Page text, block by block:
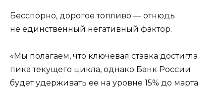
Бесспорно, дорогое топливо — отнюдь
не единственный негативный фактор.
«Мы полагаем, что ключевая ставка достигла
пика текущего цикла, однако Банк России
будет удерживать ее на уровне 15% до марта